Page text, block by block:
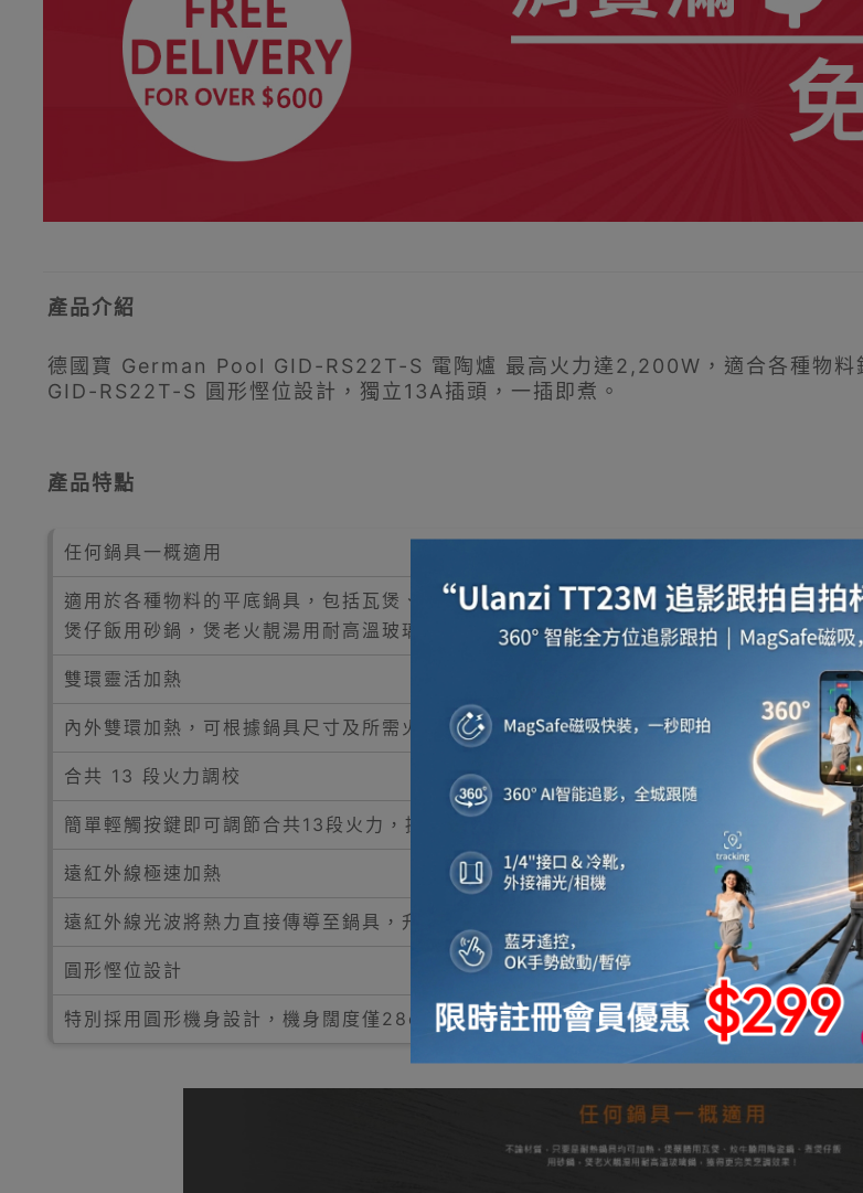
產品介紹
德國寶 German Pool GID-RS22T-S 電陶爐 最高火力達2,200W，適合各種物
GID-RS22T-S 圓形慳位設計，獨立13A插頭，一插即煮。
產品特點
任何鍋具一概適用
適用於各種物料的平底鍋具，包括瓦煲、陶瓷鍋、砂鍋、玻璃鍋、金屬煲/鑊等。不論材質
煲仔飯用砂鍋，煲老火靚湯用耐高溫玻璃鍋，獲得更完美烹調效果！
雙環靈活加熱
內外雙環加熱，可根據鍋具尺寸及所需火力靈活調整，以單環低功率「文火」慢燉老火靚
合共 13 段火力調校
簡單輕觸按鍵即可調節合共13段火力，提供 100 至 2,200 瓦火力調校，從低溫慢火至高
遠紅外線極速加熱
遠紅外線光波將熱力直接傳導至鍋具，升溫快且減低熱量流失，環保節能；不會放射有害電
圓形慳位設計
特別採用圓形機身設計，機身闊度僅28cm方便收納，13A插頭一插即用，入得廚房出得廳